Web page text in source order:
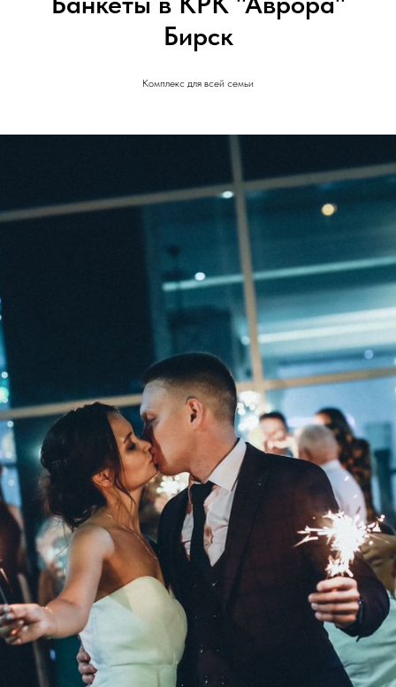
Бирск
Комплекс для всей семьи